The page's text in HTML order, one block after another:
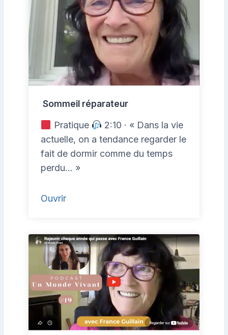
Sommeil réparateur
Pratique
2:10 · « Dans la vie
actuelle, on a tendance regarder le
fait de dormir comme du temps
perdu… »
Ouvrir